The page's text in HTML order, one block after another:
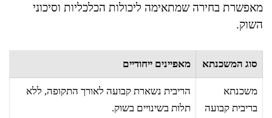
מאפשרת בחירה שמתאימה ליכולות הכלכליות וסיכוני
השוק.
סוג המשכנתא מאפיינים ייחודיים
משכנתא
בריבית קבועה
הריבית נשארת קבועה לאורך התקופה, ללא
תלות בשינויים בשוק.